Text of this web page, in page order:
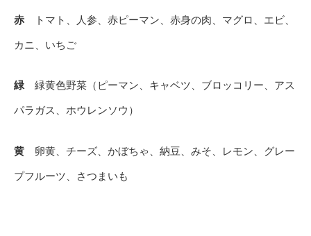
赤 トマト、人参、赤ピーマン、赤身の肉、マグロ、エビ、
カニ、いちご
緑緑黄色野菜（ピーマン、キャベツ、ブロッコリー、アス
パラガス、ホウレンソウ）
黄 卵黄、チーズ、かぼちゃ、納豆、みそ、レモン、グレー
プフルーツ、さつまいも